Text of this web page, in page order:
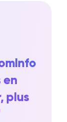
en
plus